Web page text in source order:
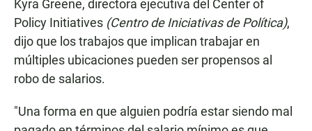
Kyra Greene, directora ejecutiva del Center of
Policy Initiatives (Centro de Iniciativas de Política),
dijo que los trabajos que implican trabajar en
múltiples ubicaciones pueden ser propensos al
robo de salarios.
"Una forma en que alguien podría estar siendo mal